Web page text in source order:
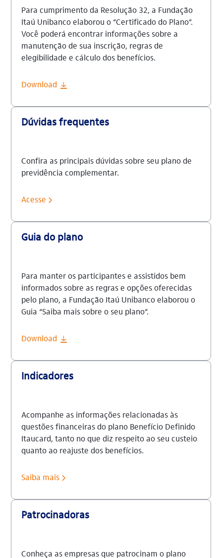
Para cumprimento da Resolução 32, a Fundação
Itaú Unibanco elaborou o “Certificado do Plano”.
Você poderá encontrar informações sobre a
manutenção de sua inscrição, regras de
elegibilidade e cálculo dos benefícios.
Download
Dúvidas frequentes
Confira as principais dúvidas sobre seu plano de
previdência complementar.
Acesse
Guia do plano
Para manter os participantes e assistidos bem
informados sobre as regras e opções oferecidas
pelo plano, a Fundação Itaú Unibanco elaborou o
Guia “Saiba mais sobre o seu plano”.
Download
Indicadores
Acompanhe as informações relacionadas às
questões financeiras do plano Benefício Definido
Itaucard, tanto no que diz respeito ao seu custeio
quanto ao reajuste dos benefícios.
Saiba mais
Patrocinadoras
Conheça as empresas que patrocinam o plano